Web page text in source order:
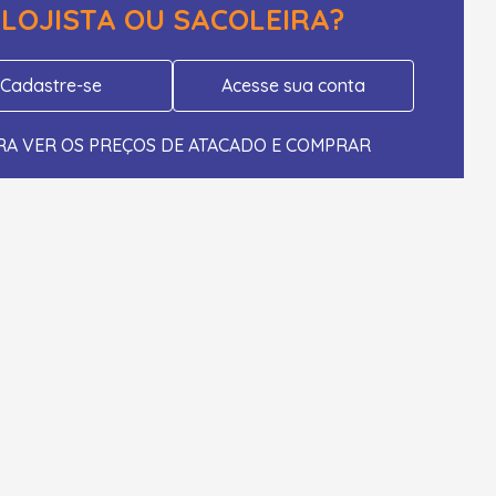
LOJISTA OU SACOLEIRA?
Cadastre-se Acesse sua conta
VER OS PREÇOS DE ATACADO E COMPRAR